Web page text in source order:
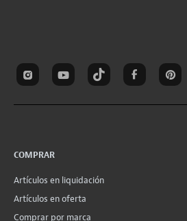
COMPRAR
Artículos en liquidación
Artículos en oferta
Comprar por marca